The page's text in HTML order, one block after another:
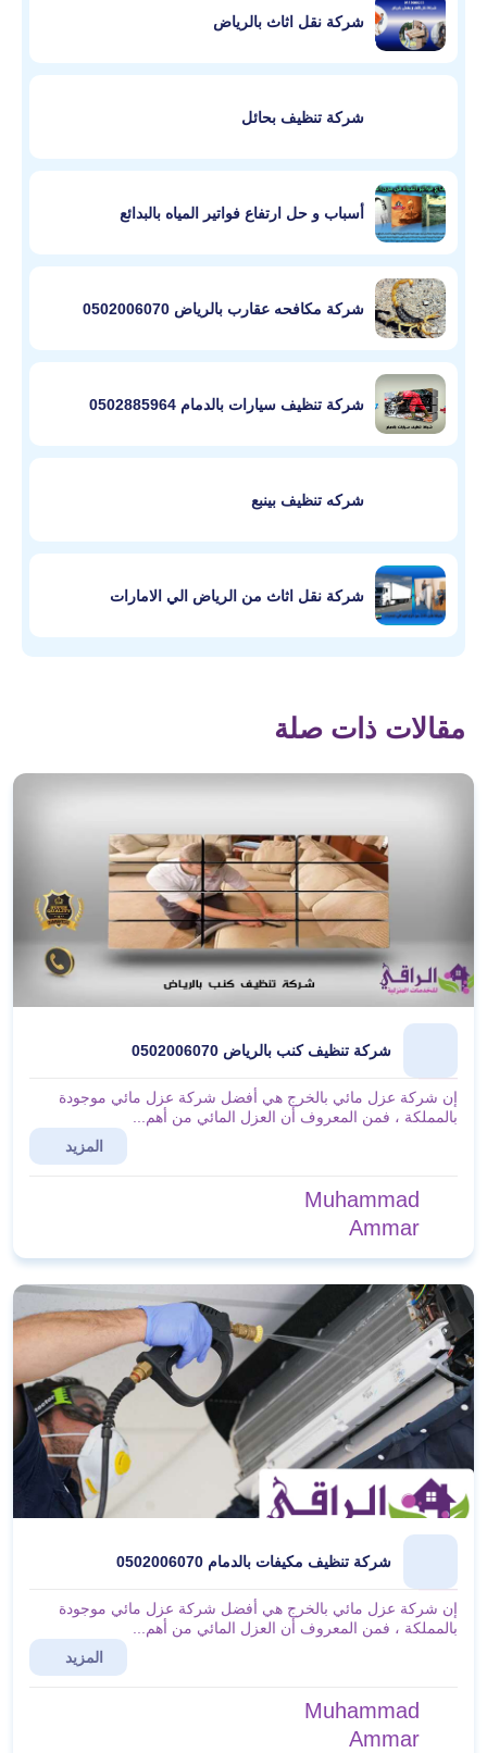
شركة نقل اثاث بالرياض
شركة تنظيف بحائل
أسباب و حل ارتفاع فواتير المياه بالبدائع
شركة مكافحه عقارب بالرياض 0502006070
شركة تنظيف سيارات بالدمام 0502885964
شركه تنظيف بينبع
شركة نقل اثاث من الرياض الي الامارات
مقالات ذات صلة
شركة تنظيف كنب بالرياض 0502006070
إن شركة عزل مائي بالخرج هي أفضل شركة عزل مائي موجودة
بالمملكة ، فمن المعروف أن العزل المائي من أهم...
المزيد
Muhammad
Ammar
شركة تنظيف مكيفات بالدمام 0502006070
إن شركة عزل مائي بالخرج هي أفضل شركة عزل مائي موجودة
بالمملكة ، فمن المعروف أن العزل المائي من أهم...
المزيد
Muhammad
Ammar